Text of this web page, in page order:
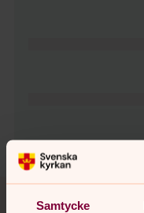
Samtycke
Tillbaka till toppen
Tillbaka till innehållet